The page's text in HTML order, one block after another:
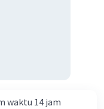
waktu 14 jam